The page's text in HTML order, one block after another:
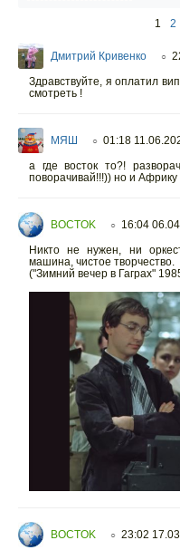
1 2
Дмитрий Кривенко ○
Здравствуйте, я оплатил
смотреть !
МЯШ ○ 01:18
а где восток то?!
поворачивай!!!)) но и
BOCTOK ○ 16:04
Никто не нужен, ни
машина, чистое творчество.
("Зимний вечер в Гаграх"
BOCTOK ○ 23:02